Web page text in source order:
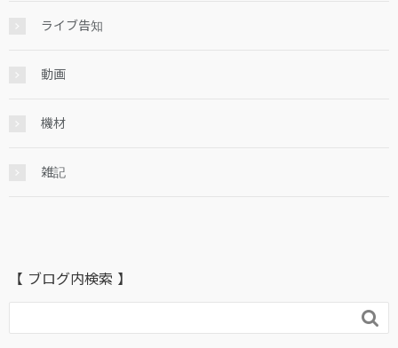
ライブ告知
動画
機材
雑記
【 ブログ内検索 】
